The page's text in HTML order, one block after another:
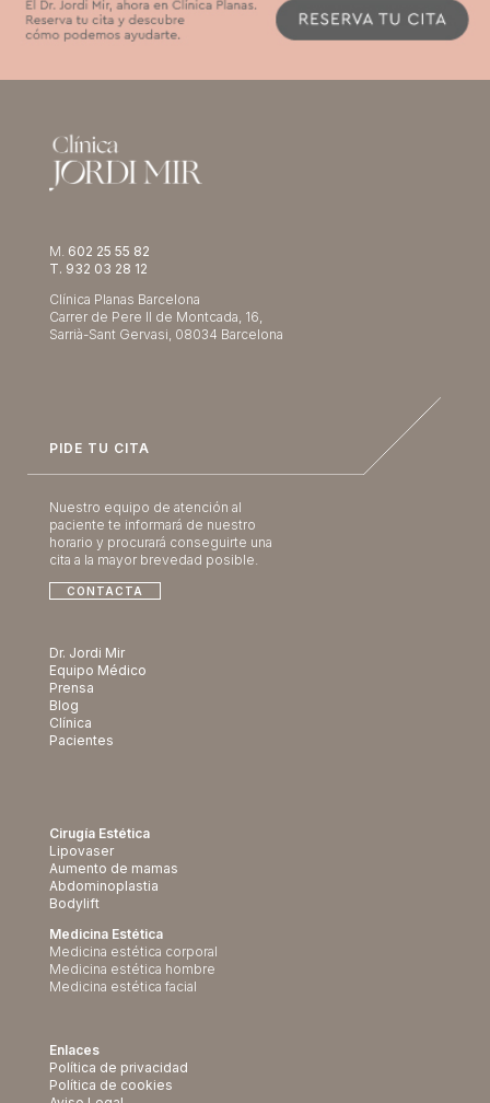
M. 602 25 55 82
T. 932 03 28 12
Clínica Planas Barcelona
Carrer de Pere II de Montcada, 16,
Sarrià-Sant Gervasi, 08034 Barcelona
PIDE TU CITA
Nuestro equipo de atención al
paciente te informará de nuestro
horario y procurará conseguirte una
cita a la mayor brevedad posible.
CONTACTA
Dr. Jordi Mir
Equipo Médico
Prensa
Blog
Clínica
Pacientes
Cirugía Estética
Lipovaser
Aumento de mamas
Abdominoplastia
Bodylift
Medicina Estética
Medicina estética corporal
Medicina estética hombre
Medicina estética facial
Enlaces
Política de privacidad
Política de cookies